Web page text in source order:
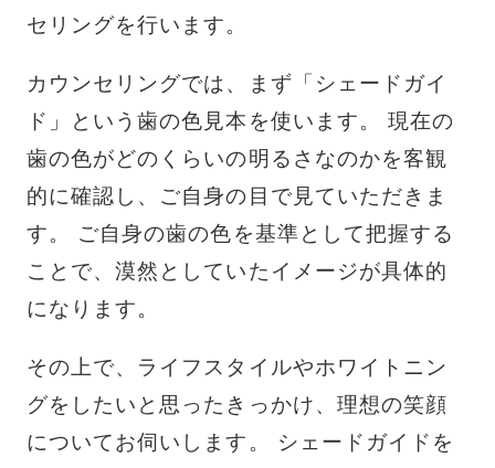
セリングを行います。
カウンセリングでは、まず「シェードガイ
ド」という歯の色見本を使います。 現在の
歯の色がどのくらいの明るさなのかを客観
的に確認し、ご自身の目で見ていただきま
す。 ご自身の歯の色を基準として把握する
ことで、漠然としていたイメージが具体的
になります。
その上で、ライフスタイルやホワイトニン
グをしたいと思ったきっかけ、理想の笑顔
についてお伺いします。 シェードガイドを